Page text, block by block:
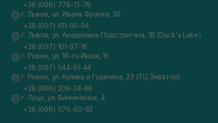
+38 (098) 778-13-79
г. Львов, ул. Ивана Франка, 36
+38 (097) 611-95-94
г. Львов, ул. Академика Подстригача, 1В (Duck's Lake)
+38 (097) 101-97-16
г. Ровно, ул. 16-го Июля, 15
+38 (097) 544-61-44
г. Ровно, ул. Кулика и Гудачека, 23 (ТЦ Экватор)
+38 (068) 209-34-88
г. Луцк, ул. Винниченка, 4
+38 (098) 076-60-62